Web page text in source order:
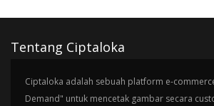
Tentang Ciptaloka
Ciptaloka adalah sebuah platform e-
Demand" untuk mencetak gambar secara